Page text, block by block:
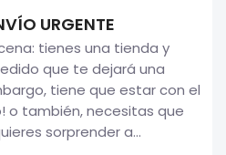
URGENTE
tienes una tienda y
que te dejará una
tiene que estar con el
o también, necesitas que
sorprender a...